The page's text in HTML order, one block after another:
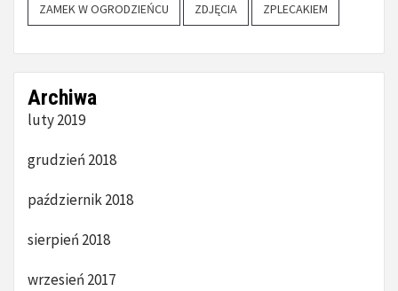
ZAMEK W OGRODZIEŃCU ZDJĘCIA ZPLECAKIEM
Archiwa
luty 2019
grudzień 2018
październik 2018
sierpień 2018
wrzesień 2017